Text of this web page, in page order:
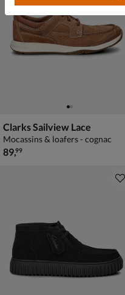
Clarks Sailview Lace
Mocassins & loafers - cognac
€ 89,99
89,99